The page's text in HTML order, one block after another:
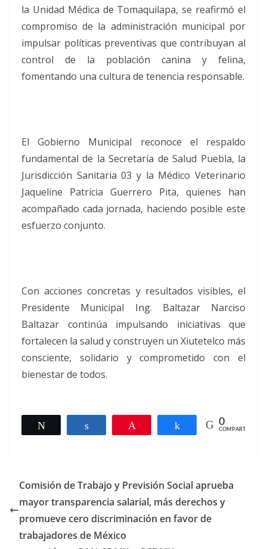
la Unidad Médica de Tomaquilapa, se reafirmó el
compromiso de la administración municipal por
impulsar políticas preventivas que contribuyan al
control de la población canina y felina,
fomentando una cultura de tenencia responsable.
El Gobierno Municipal reconoce el respaldo
fundamental de la Secretaría de Salud Puebla, la
Jurisdicción Sanitaria 03 y la Médico Veterinario
Jaqueline Patricia Guerrero Pita, quienes han
acompañado cada jornada, haciendo posible este
esfuerzo conjunto.
Con acciones concretas y resultados visibles, el
Presidente Municipal Ing. Baltazar Narciso
Baltazar continúa impulsando iniciativas que
fortalecen la salud y construyen un Xiutetelco más
consciente, solidario y comprometido con el
bienestar de todos.
Compartir Compartir
0
COMPARTIR
Comisión de Trabajo y Previsión Social aprueba
mayor transparencia salarial, más derechos y
promueve cero discriminación en favor de
trabajadores de México